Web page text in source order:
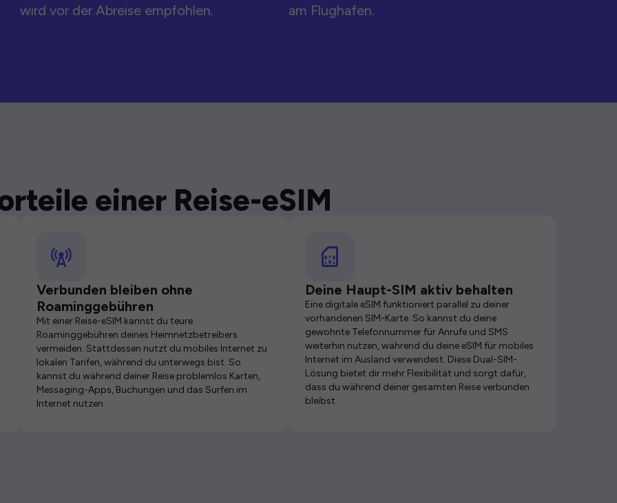
wird vor der Abreise empfohlen.
am Flughafen.
einer Reise-eSIM
Verbunden bleiben ohne
Roaminggebühren
Mit einer Reise-eSIM kannst du teure
Roaminggebühren deines Heimnetzbetreibers
vermeiden. Stattdessen nutzt du mobiles Internet zu
lokalen Tarifen, während du unterwegs bist. So
kannst du während deiner Reise problemlos Karten,
Messaging-Apps, Buchungen und das Surfen im
Internet nutzen.
Deine Haupt-SIM aktiv behalten
Eine digitale eSIM funktioniert parallel zu deiner
vorhandenen SIM-Karte. So kannst du deine
gewohnte Telefonnummer für Anrufe und SMS
weiterhin nutzen, während du deine eSIM für mobiles
Internet im Ausland verwendest. Diese Dual-SIM-
Lösung bietet dir mehr Flexibilität und sorgt dafür,
dass du während deiner gesamten Reise verbunden
bleibst.